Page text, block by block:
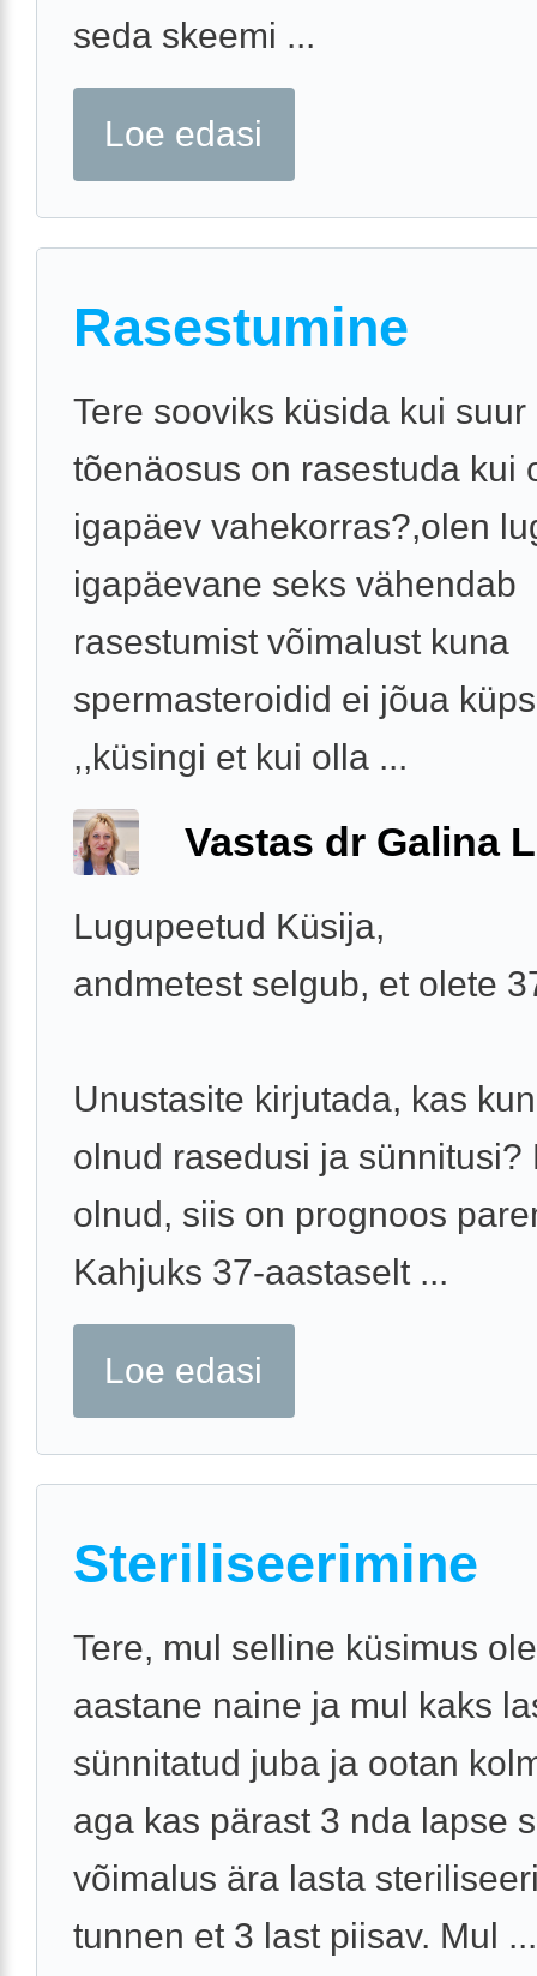
seda skeemi ...
Loe edasi
Rasestumine
Tere sooviks küsida kui suur
tõenäosus on rasestuda kui
igapäev vahekorras?,olen
igapäevane seks vähendab
rasestumist võimalust kuna
spermasteroidid ei jõua
,,küsingi et kui olla ...
Vastas dr Galina
Lugupeetud Küsija,
andmetest selgub, et olete
Unustasite kirjutada, kas
olnud rasedusi ja sünnitusi?
olnud, siis on prognoos
Kahjuks 37-aastaselt ...
Loe edasi
Steriliseerimine
Tere, mul selline küsimus
aastane naine ja mul kaks
sünnitatud juba ja ootan
aga kas pärast 3 nda lapse
võimalus ära lasta
tunnen et 3 last piisav. Mul ...